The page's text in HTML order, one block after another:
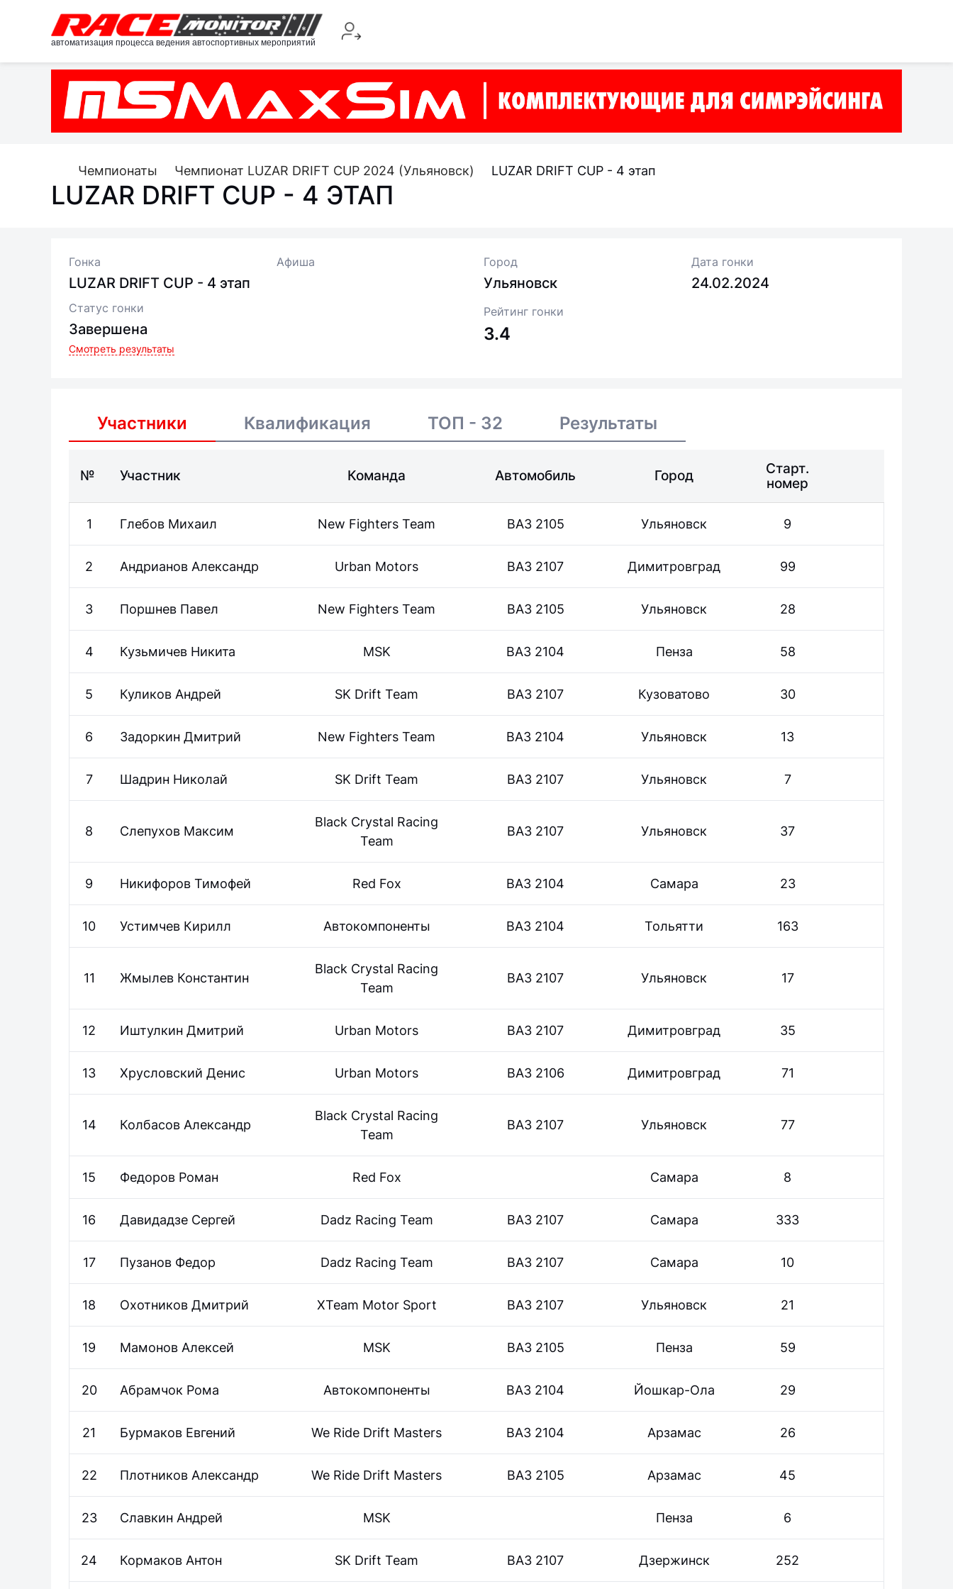
автоматизация процесса ведения автоспортивных мероприятий
Чемпионаты Чемпионат LUZAR DRIFT CUP 2024 (Ульяновск) LUZAR DRIFT CUP - 4 этап
LUZAR DRIFT CUP - 4 ЭТАП
Гонка
LUZAR DRIFT CUP - 4 этап
Статус гонки
Завершена
Смотреть результаты
Афиша Город
Ульяновск
Дата гонки
24.02.2024
Рейтинг гонки
3.4
Участники Квалификация ТОП - 32 Результаты
№ Участник Команда Автомобиль Город
Старт.
номер
1 Глебов Михаил New Fighters Team ВАЗ 2105 Ульяновск 9
2 Андрианов Александр Urban Motors ВАЗ 2107 Димитровград 99
3 Поршнев Павел New Fighters Team ВАЗ 2105 Ульяновск 28
4 Кузьмичев Никита MSK ВАЗ 2104 Пенза 58
5 Куликов Андрей SK Drift Team ВАЗ 2107 Кузоватово 30
6 Задоркин Дмитрий New Fighters Team ВАЗ 2104 Ульяновск 13
7 Шадрин Николай SK Drift Team ВАЗ 2107 Ульяновск 7
8 Слепухов Максим
Black Crystal Racing
Team
ВАЗ 2107 Ульяновск 37
9 Никифоров Тимофей Red Fox ВАЗ 2104 Самара 23
10 Устимчев Кирилл Автокомпоненты ВАЗ 2104 Тольятти 163
11 Жмылев Константин
Black Crystal Racing
Team
ВАЗ 2107 Ульяновск 17
12 Иштулкин Дмитрий Urban Motors ВАЗ 2107 Димитровград 35
13 Хрусловский Денис Urban Motors ВАЗ 2106 Димитровград 71
14 Колбасов Александр
Black Crystal Racing
Team
ВАЗ 2107 Ульяновск 77
15 Федоров Роман Red Fox Самара 8
16 Давидадзе Сергей Dadz Racing Team ВАЗ 2107 Самара 333
17 Пузанов Федор Dadz Racing Team ВАЗ 2107 Самара 10
18 Охотников Дмитрий XTeam Motor Sport ВАЗ 2107 Ульяновск 21
19 Мамонов Алексей MSK ВАЗ 2105 Пенза 59
20 Абрамчок Рома Автокомпоненты ВАЗ 2104 Йошкар-Ола 29
21 Бурмаков Евгений We Ride Drift Masters ВАЗ 2104 Арзамас 26
22 Плотников Александр We Ride Drift Masters ВАЗ 2105 Арзамас 45
23 Славкин Андрей MSK Пенза 6
24 Кормаков Антон SK Drift Team ВАЗ 2107 Дзержинск 252